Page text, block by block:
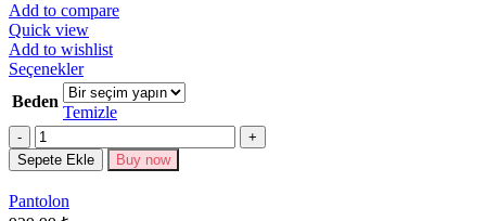
Add to compare
Quick view
Add to wishlist
SeçeneklerBu
ürünün
birden
fazla
varyasyonu
var.
Beden
Temizle
Miktar
Sepete Ekle Buy now
Pantolon